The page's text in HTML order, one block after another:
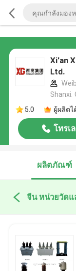
Xi'an
Ltd.
Shanxi.
5.0
ผู้ผลิต
โทรเ
ผลิตภัณฑ์
จีน หน่วยวัดแ